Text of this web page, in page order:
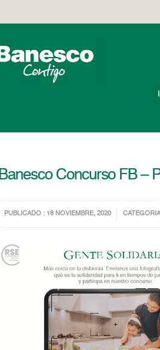
Banesco Concurso FB –
PUBLICADO : 18 NOVIEMBRE, 2020